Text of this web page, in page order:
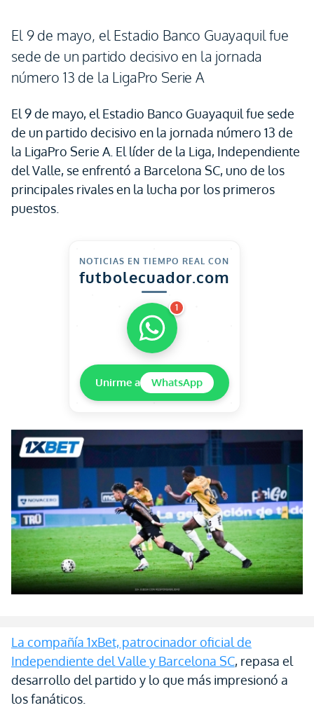
El 9 de mayo, el Estadio Banco Guayaquil fue
sede de un partido decisivo en la jornada
número 13 de la LigaPro Serie A
El 9 de mayo, el Estadio Banco Guayaquil fue sede
de un partido decisivo en la jornada número 13 de
la LigaPro Serie A. El líder de la Liga, Independiente
del Valle, se enfrentó a Barcelona SC, uno de los
principales rivales en la lucha por los primeros
puestos.
NOTICIAS EN TIEMPO REAL CON
futbolecuador.com
1
Unirme a WhatsApp
La compañía 1xBet, patrocinador oficial de
Independiente del Valle y Barcelona SC, repasa el
desarrollo del partido y lo que más impresionó a
los fanáticos.